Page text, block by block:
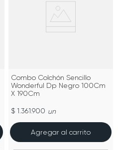
Combo Colchón Sencillo
Wonderful Dp Negro 100Cm
X 190Cm
$ 1.361.900 un
Agregar al carrito